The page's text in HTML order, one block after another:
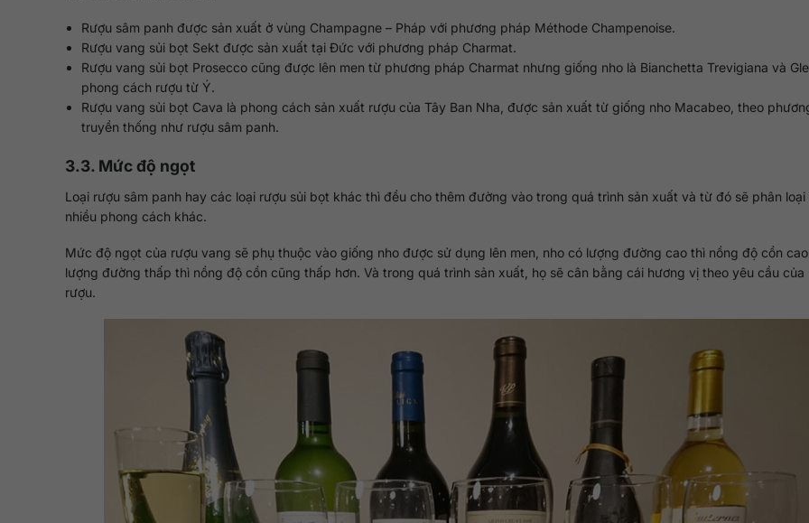
Rượu sâm panh được sản xuất ở vùng Champagne – Pháp với phương pháp Méthode Champenoise.
Rượu vang sủi bọt Sekt được sản xuất tại Đức với phương pháp Charmat.
Rượu vang sủi bọt Prosecco cũng được lên men từ phương pháp Charmat nhưng giống nho là Bianchetta Trevigiana và
phong cách rượu từ Ý.
Rượu vang sủi bọt Cava là phong cách sản xuất rượu của Tây Ban Nha, được sản xuất từ giống nho Macabeo, theo
truyền thống như rượu sâm panh.
3.3. Mức độ ngọt
Loại rượu sâm panh hay các loại rượu sủi bọt khác thì đều cho thêm đường vào trong quá trình sản xuất và từ đó sẽ phân loại
nhiều phong cách khác.
Mức độ ngọt của rượu vang sẽ phụ thuộc vào giống nho được sử dụng lên men, nho có lượng đường cao thì nồng độ cồn
lượng đường thấp thì nồng độ cồn cũng thấp hơn. Và trong quá trình sản xuất, họ sẽ cân bằng cái hương vị theo yêu cầu của
rượu.